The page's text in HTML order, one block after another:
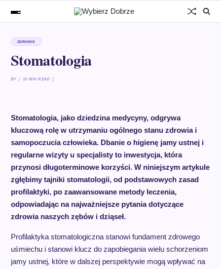
ZDROWIE
Stomatologia
BY 16 MIN READ
Stomatologia, jako dziedzina medycyny, odgrywa
kluczową rolę w utrzymaniu ogólnego stanu zdrowia i
samopoczucia człowieka. Dbanie o higienę jamy ustnej i
regularne wizyty u specjalisty to inwestycja, która
przynosi długoterminowe korzyści. W niniejszym artykule
zgłębimy tajniki stomatologii, od podstawowych zasad
profilaktyki, po zaawansowane metody leczenia,
odpowiadając na najważniejsze pytania dotyczące
zdrowia naszych zębów i dziąseł.
Profilaktyka stomatologiczna stanowi fundament zdrowego
uśmiechu i stanowi klucz do zapobiegania wielu schorzeniom
jamy ustnej, które w dalszej perspektywie mogą wpływać na